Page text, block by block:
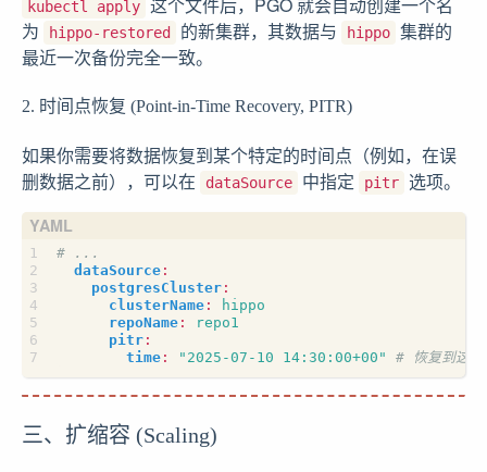
kubectl apply
为
hippo-restored 的新集群，其数据与 hippo 集群的
最近一次备份完全一致。
2. 时间点恢复 (Point-in-Time Recovery, PITR)
如果你需要将数据恢复到某个特定的时间点（例如，在误
删数据之前），可以在
dataSource 中指定 pitr 选项。
# ...
dataSource :
postgresCluster :
clusterName :
hippo
repoName :
repo1
pitr :
time : "2025-07-10 14:30:00+00" # 恢复到这个
三、扩缩容 (Scaling)